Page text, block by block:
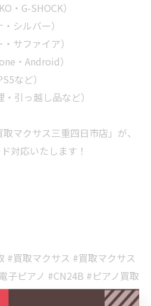
・G-SHOCK）
シルバー）
サファイア）
・Android）
など）
引っ越し品など）
マクサス三重四日市店」が、
対応いたします！
#買取マクサス #買取マクサス
子ピアノ #CN24B #ピアノ買取
重買取 #岐阜買取 #中古ピア